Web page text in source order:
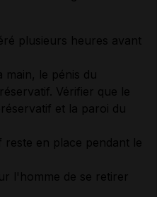
plusieurs heures avant
main, le pénis du
Vérifier que le
et la paroi du
en place pendant le
l'homme de se retirer